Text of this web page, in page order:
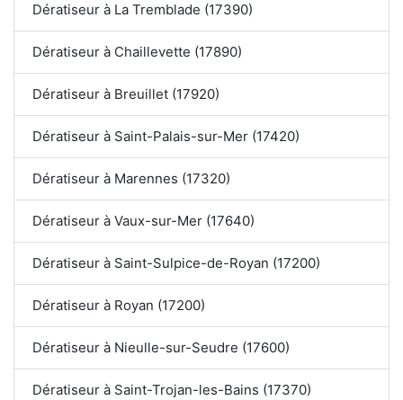
Dératiseur à La Tremblade (17390)
Dératiseur à Chaillevette (17890)
Dératiseur à Breuillet (17920)
Dératiseur à Saint-Palais-sur-Mer (17420)
Dératiseur à Marennes (17320)
Dératiseur à Vaux-sur-Mer (17640)
Dératiseur à Saint-Sulpice-de-Royan (17200)
Dératiseur à Royan (17200)
Dératiseur à Nieulle-sur-Seudre (17600)
Dératiseur à Saint-Trojan-les-Bains (17370)